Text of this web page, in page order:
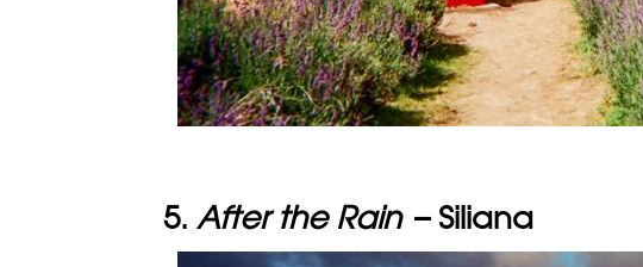
5. After the Rain – Siliana